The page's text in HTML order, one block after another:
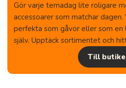
Gör varje temadag lite roligare
accessoarer som matchar
perfekta som gåvor eller som en
själv. Upptäck sortimentet och
Till